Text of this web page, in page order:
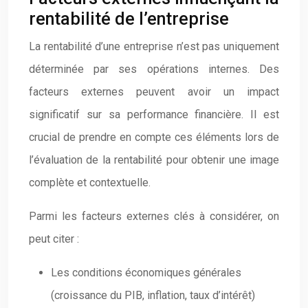
rentabilité de l’entreprise
La rentabilité d’une entreprise n’est pas uniquement
déterminée par ses opérations internes. Des
facteurs externes peuvent avoir un impact
significatif sur sa performance financière. Il est
crucial de prendre en compte ces éléments lors de
l’évaluation de la rentabilité pour obtenir une image
complète et contextuelle.
Parmi les facteurs externes clés à considérer, on
peut citer :
Les conditions économiques générales
(croissance du PIB, inflation, taux d’intérêt)